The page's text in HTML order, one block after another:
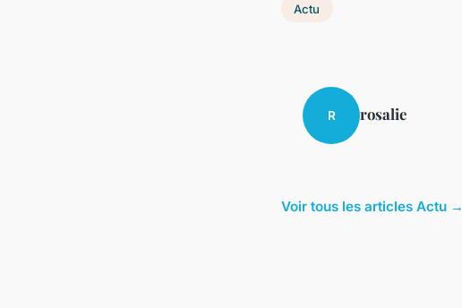
Actu
R rosalie
Voir tous les articles Actu →